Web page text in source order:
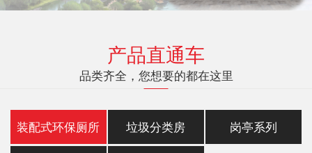
产品直通车
品类齐全，您想要的都在这里
装配式环保厕所 垃圾分类房 岗亭系列